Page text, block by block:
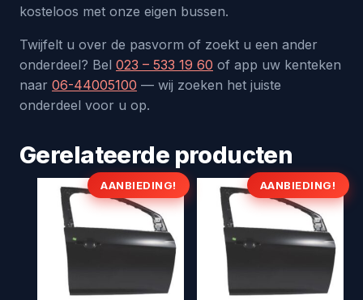
kosteloos met onze eigen bussen.
Twijfelt u over de pasvorm of zoekt u een ander
onderdeel? Bel 023 – 533 19 60 of app uw kenteken
naar 06-44005100 — wij zoeken het juiste
onderdeel voor u op.
Gerelateerde producten
AANBIEDING! AANBIEDING!